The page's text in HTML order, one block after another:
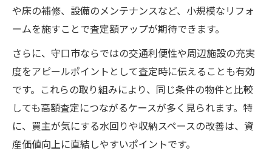
や床の補修、設備のメンテナンスなど、小規模なリフォ
ームを施すことで査定額アップが期待できます。
さらに、守口市ならではの交通利便性や周辺施設の充実
度をアピールポイントとして査定時に伝えることも有効
です。これらの取り組みにより、同じ条件の物件と比較
しても高額査定につながるケースが多く見られます。特
に、買主が気にする水回りや収納スペースの改善は、資
産価値向上に直結しやすいポイントです。